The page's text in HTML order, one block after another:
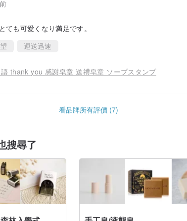
ても可愛くなり満足です。
運送迅速
語 thank you 感謝皂章 送禮皂章 ソープスタンプ
看品牌所有評價 (7)
搜尋了